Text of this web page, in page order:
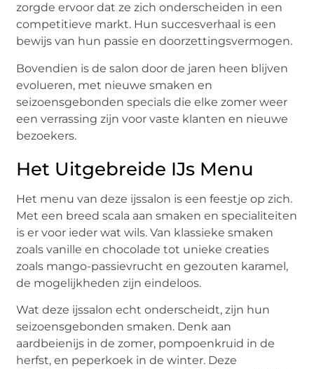
zorgde ervoor dat ze zich onderscheiden in een
competitieve markt. Hun succesverhaal is een
bewijs van hun passie en doorzettingsvermogen.
Bovendien is de salon door de jaren heen blijven
evolueren, met nieuwe smaken en
seizoensgebonden specials die elke zomer weer
een verrassing zijn voor vaste klanten en nieuwe
bezoekers.
Het Uitgebreide IJs Menu
Het menu van deze ijssalon is een feestje op zich.
Met een breed scala aan smaken en specialiteiten
is er voor ieder wat wils. Van klassieke smaken
zoals vanille en chocolade tot unieke creaties
zoals mango-passievrucht en gezouten karamel,
de mogelijkheden zijn eindeloos.
Wat deze ijssalon echt onderscheidt, zijn hun
seizoensgebonden smaken. Denk aan
aardbeienijs in de zomer, pompoenkruid in de
herfst, en peperkoek in de winter. Deze